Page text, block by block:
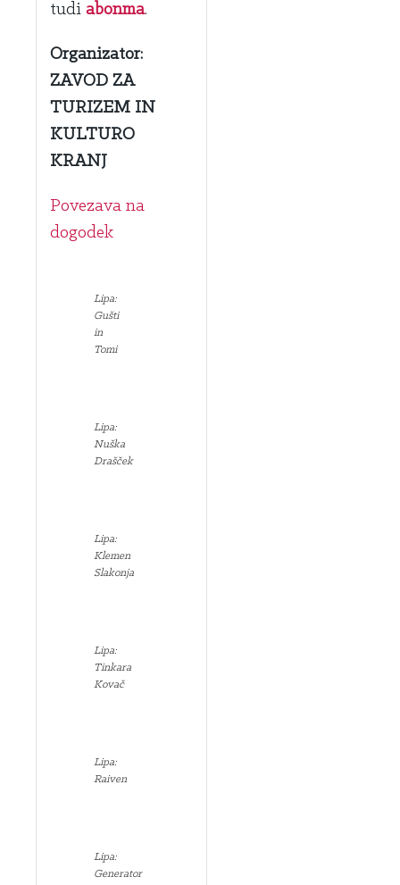
tudi abonma.
Organizator:
ZAVOD ZA
TURIZEM IN
KULTURO
KRANJ
Povezava na
dogodek
Lipa:
Gušti
in
Tomi
Lipa:
Nuška
Drašček
Lipa:
Klemen
Slakonja
Lipa:
Tinkara
Kovač
Lipa:
Raiven
Lipa:
Generator